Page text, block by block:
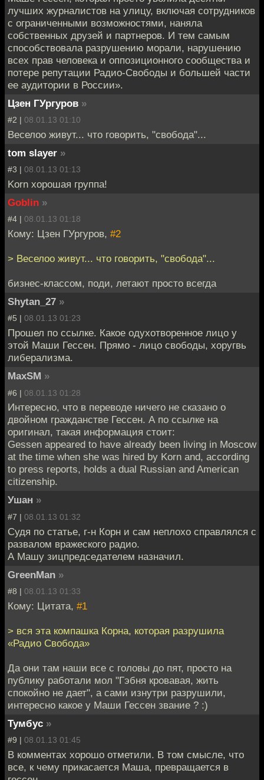
лучших журналистoв на улицу, включая сотрудников
с ограниченными возможностями, нанялa
собственных друзей и партнеров. И тем самым
способствовaла разрушению морали, нарушению
всех прав человeка и оппозиционного сообщества и
потeре репутации Радио-Свободы и большей части
еe аудитории в России».
Цзен ГУргуров »
#2 | 08.01.13 01:10
Веселоо живут... что говорить, "свобода"...
tom slayer »
#3 | 08.01.13 01:13
Korn хорошая группа!
Goblin »
#4 | 08.01.13 01:18
Кому: Цзен ГУргуров, #2
> Веселоо живут... что говорить, "свобода"...
бизнес-классом, поди, летают просто всегда
Shytan_27 »
#5 | 08.01.13 01:23
Прошел по ссылке. Какое одухотворенное лицо у
этой Маши Гессен. Прямо - лицо свободы, хоругвь
либерализма.
MaxSM »
#6 | 08.01.13 01:28
Интересно, что в переводе ничего не сказано о
двойном гражданстве Гессен. А по ссылке на
оригинал, такая информация стоит:
Gessen appeared to have already been living in Moscow
at the time when she was hired by Korn and, according
to press reports, holds a dual Russian and American
citizenship.
Ушан »
#7 | 08.01.13 01:32
Судя по статье, г-н Корн и сам неплохо справлялся с
развалом вражеского радио.
А Машу зицпредседателем назначил.
GreenMan »
#8 | 08.01.13 01:33
Кому: Цитата, #1
> вся эта компашка Корна, которая разрушилa
«Радио Свобода»
Да они там наши все с головы до пят, просто на
публику работали мол "Гэбня кровавая, жить
спокойно не дает", а сами изнутри разрушили,
интересно какое у Маши Гессен звание ? :)
Тумбус »
#9 | 08.01.13 01:45
В комментах хорошо отметили. В том смысле, что
все, к чему прикасается Маша, превращается в